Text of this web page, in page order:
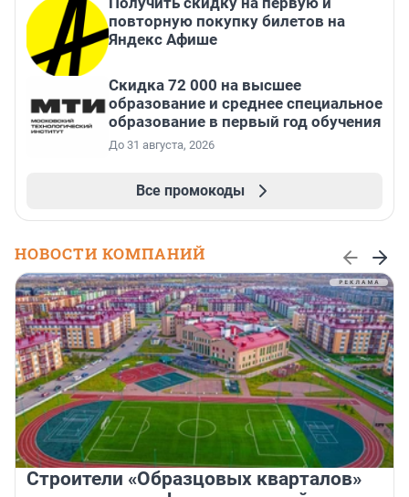
повторную покупку билетов на
Яндекс Афише
Скидка 72 000 на высшее
образование и среднее специальное
образование в первый год обучения
До 31 августа, 2026
Все промокоды
НОВОСТИ КОМПАНИЙ
Строители «Образцовых кварталов»